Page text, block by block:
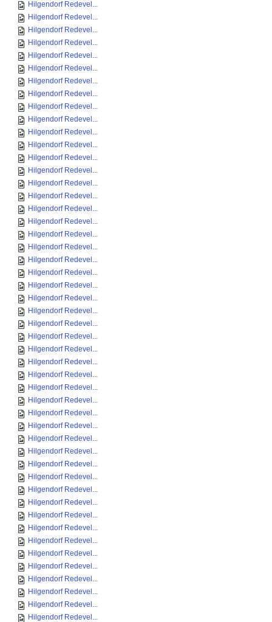
Hilgendorf Redevel...
Hilgendorf Redevel...
Hilgendorf Redevel...
Hilgendorf Redevel...
Hilgendorf Redevel...
Hilgendorf Redevel...
Hilgendorf Redevel...
Hilgendorf Redevel...
Hilgendorf Redevel...
Hilgendorf Redevel...
Hilgendorf Redevel...
Hilgendorf Redevel...
Hilgendorf Redevel...
Hilgendorf Redevel...
Hilgendorf Redevel...
Hilgendorf Redevel...
Hilgendorf Redevel...
Hilgendorf Redevel...
Hilgendorf Redevel...
Hilgendorf Redevel...
Hilgendorf Redevel...
Hilgendorf Redevel...
Hilgendorf Redevel...
Hilgendorf Redevel...
Hilgendorf Redevel...
Hilgendorf Redevel...
Hilgendorf Redevel...
Hilgendorf Redevel...
Hilgendorf Redevel...
Hilgendorf Redevel...
Hilgendorf Redevel...
Hilgendorf Redevel...
Hilgendorf Redevel...
Hilgendorf Redevel...
Hilgendorf Redevel...
Hilgendorf Redevel...
Hilgendorf Redevel...
Hilgendorf Redevel...
Hilgendorf Redevel...
Hilgendorf Redevel...
Hilgendorf Redevel...
Hilgendorf Redevel...
Hilgendorf Redevel...
Hilgendorf Redevel...
Hilgendorf Redevel...
Hilgendorf Redevel...
Hilgendorf Redevel...
Hilgendorf Redevel...
Hilgendorf Redevel...